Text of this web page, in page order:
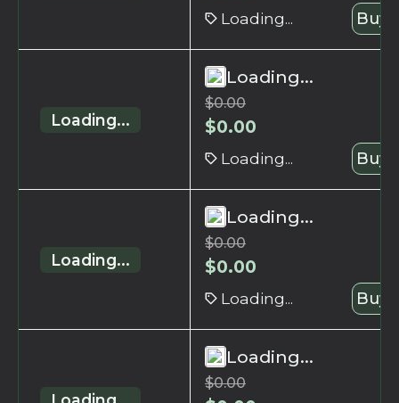
Loading... Buy
Loading...
Loading...
$0.00
$0.00
Loading... Buy
Loading...
Loading...
$0.00
$0.00
Loading... Buy
Loading...
$0.00